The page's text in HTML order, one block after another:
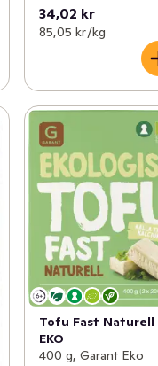
34,02 kr
85,05 kr /kg
Tofu Fast Naturell
EKO
400 g, Garant Eko